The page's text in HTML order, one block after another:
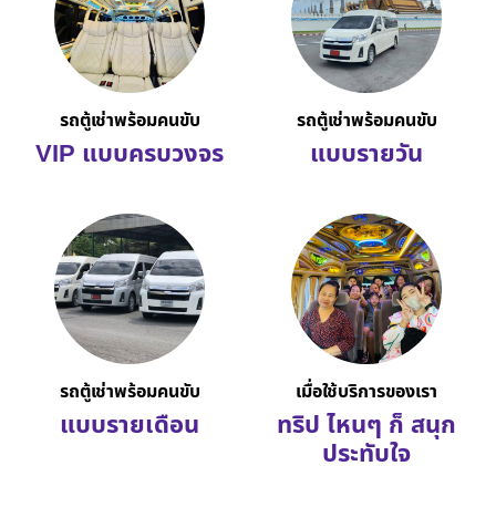
รถตู้เช่าพร้อมคนขับ
VIP แบบครบวงจร
รถตู้เช่าพร้อมคนขับ
แบบรายวัน
รถตู้เช่าพร้อมคนขับ
แบบรายเดือน
เมื่อใช้บริการของเรา
ทริป ไหนๆ ก็ สนุก
ประทับใจ